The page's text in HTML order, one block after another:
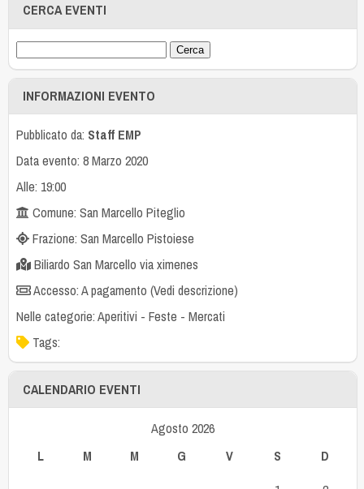
CERCA EVENTI
INFORMAZIONI EVENTO
Pubblicato da: Staff EMP
Data evento: 8 Marzo 2020
Alle: 19:00
Comune: San Marcello Piteglio
Frazione: San Marcello Pistoiese
Biliardo San Marcello via ximenes
Accesso: A pagamento (Vedi descrizione)
Nelle categorie:Aperitivi - Feste - Mercati
Tags:
CALENDARIO EVENTI
Agosto 2026
L
M M G V S
D